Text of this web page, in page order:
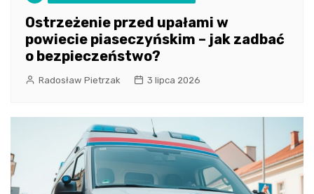
Ostrzeżenie przed upałami w
powiecie piaseczyńskim – jak zadbać
o bezpieczeństwo?
Radosław Pietrzak 3 lipca 2026